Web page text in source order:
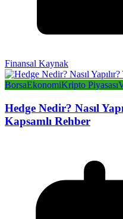
Finansal Kaynak
BorsaEkonomiKripto Piyasası
Hedge Nedir? Nasıl
Kapsamlı Rehber